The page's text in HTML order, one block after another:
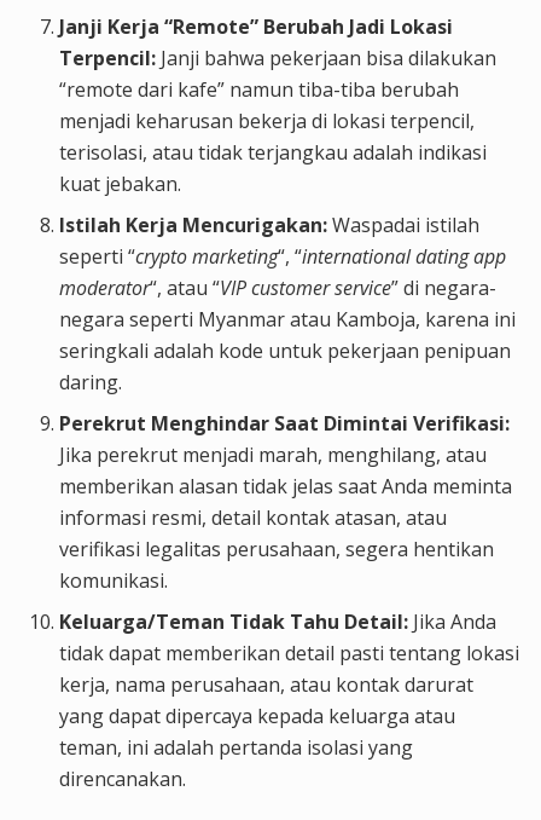
Janji Kerja “Remote” Berubah Jadi Lokasi
Terpencil: Janji bahwa pekerjaan bisa dilakukan
“remote dari kafe” namun tiba-tiba berubah
menjadi keharusan bekerja di lokasi terpencil,
terisolasi, atau tidak terjangkau adalah indikasi
kuat jebakan.
Istilah Kerja Mencurigakan:Waspadai istilah
seperti “crypto marketing“, “international dating app
moderator“, atau “VIP customer service” di negara-
negara seperti Myanmar atau Kamboja, karena ini
seringkali adalah kode untuk pekerjaan penipuan
daring.
Perekrut Menghindar Saat Dimintai Verifikasi:
Jika perekrut menjadi marah, menghilang, atau
memberikan alasan tidak jelas saat Anda meminta
informasi resmi, detail kontak atasan, atau
verifikasi legalitas perusahaan, segera hentikan
komunikasi.
Keluarga/Teman Tidak Tahu Detail: Jika Anda
tidak dapat memberikan detail pasti tentang lokasi
kerja, nama perusahaan, atau kontak darurat
yang dapat dipercaya kepada keluarga atau
teman, ini adalah pertanda isolasi yang
direncanakan.